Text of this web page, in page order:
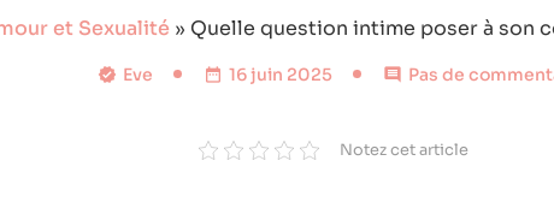
et Sexualité » Quelle question intime poser à son
Eve 16 juin 2025 Pas de
Notez cet article